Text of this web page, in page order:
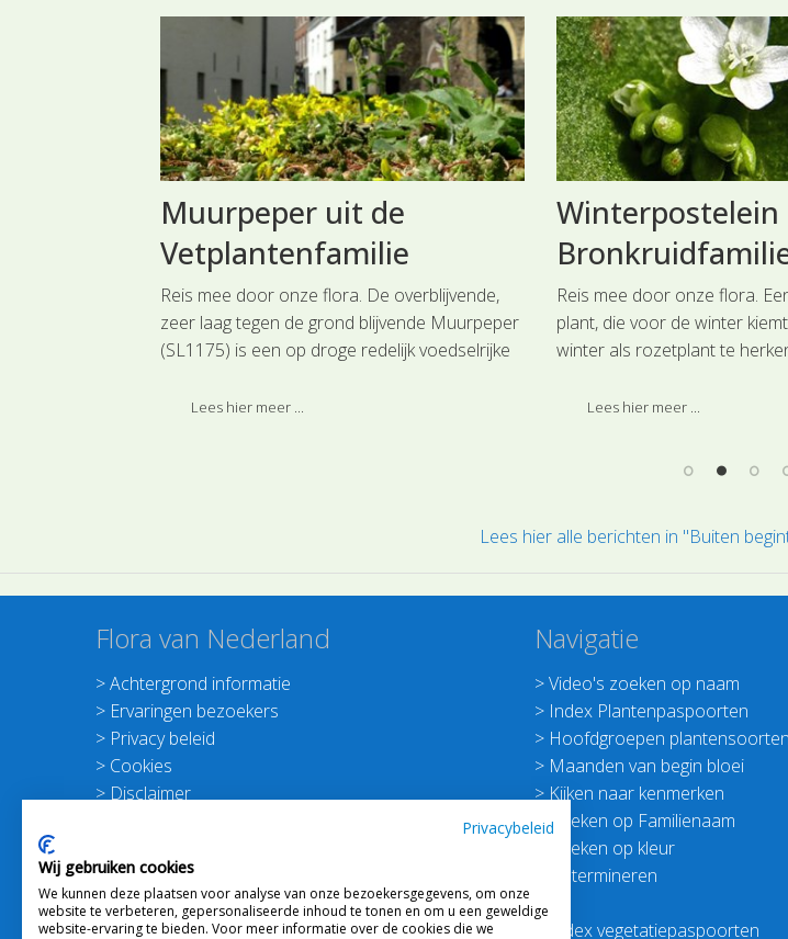
Muurpeper uit de
Vetplantenfamilie
Reis mee door onze flora. De overblijvende,
zeer laag tegen de grond blijvende Muurpeper
(SL1175) is een op droge redelijk voedselrijke
Vetplantenfamilie. Deze soort is ingedeeld bij
Lees hier meer ...
Winterpostelein
Reis mee door onze flora.
plant, die voor de winter
winter als rozetplant te
soort is ingedeeld bij de
Lees hier meer ...
Lees hier alle berichten in "Buiten
Flora van Nederland
>Achtergrond informatie
> Ervaringen bezoekers
> Privacy beleid
> Cookies
> Disclaimer
>Schrijf je in voor de Nieuwsbrief
Navigatie
>Video's zoeken op naam
> Index Plantenpaspoorten
> Hoofdgroepen plantensoorten
> Maanden van begin bloei
> Kijken naar kenmerken
>Zoeken op Familienaam
Zoeken op kleur
Determineren
Index vegetatiepaspoorten
Privacybeleid
Wij gebruiken cookies
We kunnen deze plaatsen voor analyse van onze bezoekersgegevens, om onze
website te verbeteren, gepersonaliseerde inhoud te tonen en om u een geweldige
website-ervaring te bieden. Voor meer informatie over de cookies die we